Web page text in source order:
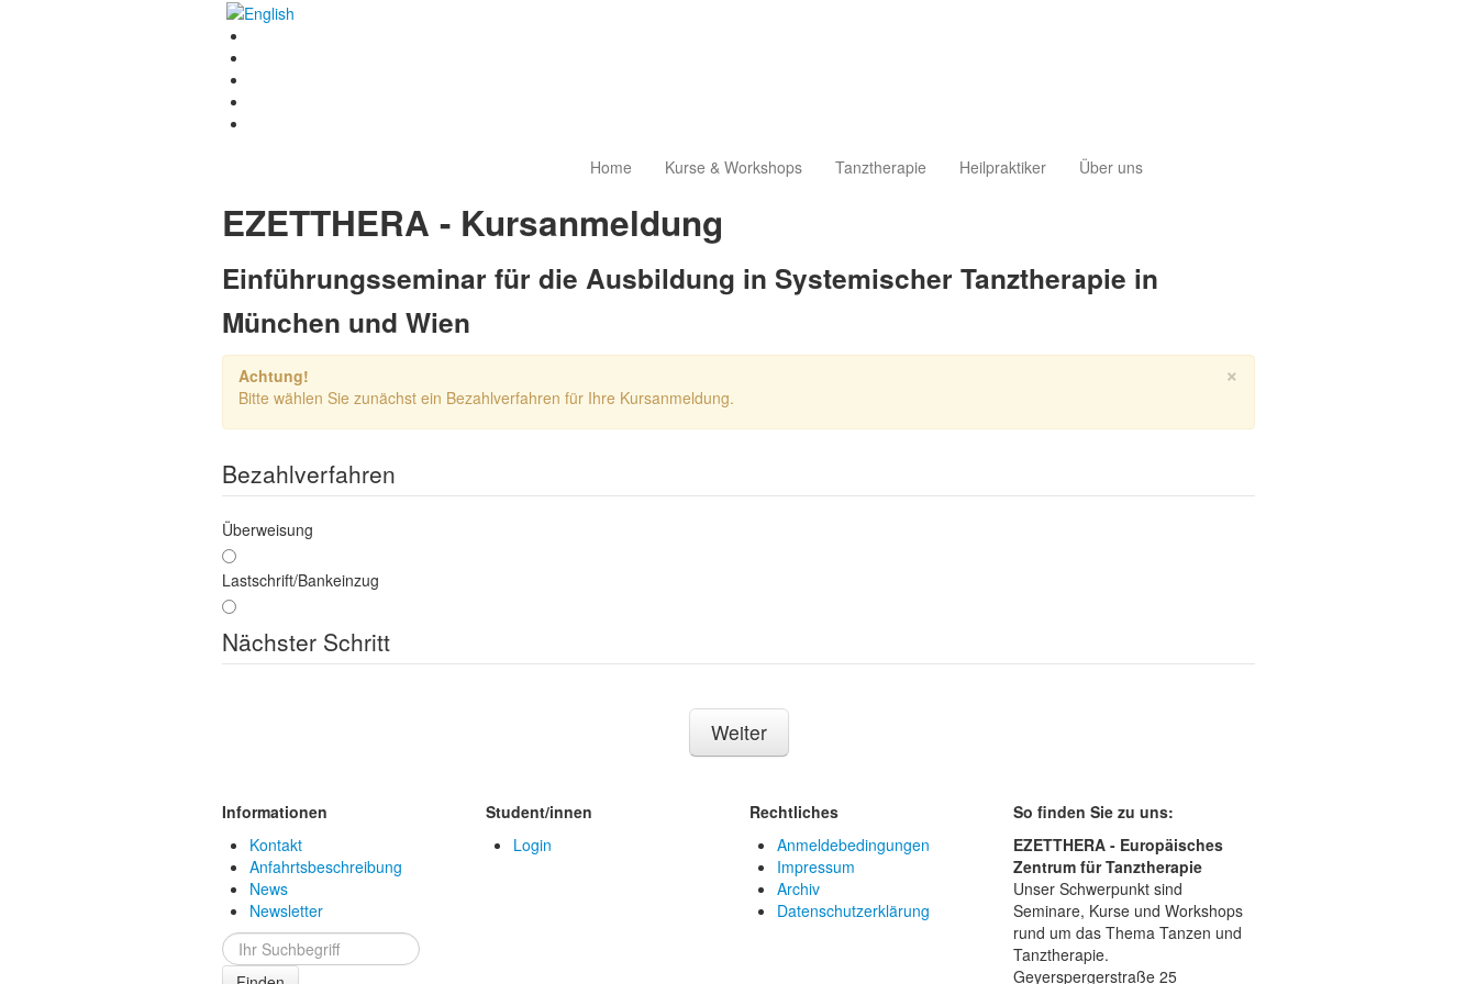
Home Kurse & Workshops Tanztherapie Heilpraktiker Über uns
EZETTHERA - Kursanmeldung
Einführungsseminar für die Ausbildung in Systemischer Tanztherapie in
München und Wien
×
Achtung!
Bitte wählen Sie zunächst ein Bezahlverfahren für Ihre Kursanmeldung.
Bezahlverfahren
Überweisung
Lastschrift/Bankeinzug
Nächster Schritt
Weiter
Informationen
Kontakt
Anfahrtsbeschreibung
News
Newsletter
Student/innen
Login
Rechtliches
Anmeldebedingungen
Impressum
Archiv
Datenschutzerklärung
So finden Sie zu uns:
EZETTHERA - Europäisches
Zentrum für Tanztherapie
Unser Schwerpunkt sind
Seminare, Kurse und Workshops
rund um das Thema Tanzen und
Tanztherapie.
Geyerspergerstraße 25